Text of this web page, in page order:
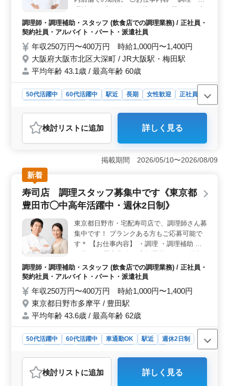
は広島市西区に位置しており、通勤が便利です。また、
正社員だけでなく、契約社員や派遣社員としても働ける
ため、自分のライフステージに合わせた柔軟な働き方が
選べます。
内清掃 ＊社会保険完備 ＊駅近 ＊交通費実費
支給 今まで培ってきた経験を、 海鮮丼など
ブランク有でも応募可。お問い合わせお待ち
しております！
調理師・調理補助・スタッフ (飲食店での調理業務) / 正社員・
契約社員・アルバイト・パート・派遣社員
年収250万円〜400万円 時給1,000円〜1,400円
大阪府大阪市北区大深町 / JR大阪駅・梅田駅
平均年齢 43.1歳 / 最高年齢 60歳
50代活躍中 60代活躍中 駅近 長期 女性歓迎
正社員
おすすめポイント
＜立地の便利さ＞ 大阪市北区のこの店舗が、JR大阪
駅・梅田駅から近く、通勤が非常に便利です。忙しい毎
日でも、ストレスフリーな通勤ができます。 ＜福利
厚生と安定性＞ 社会保険完備で、福利厚生面も充実し
ております。長期的なキャリア形成にも安心です。
＜幅広い雇用形態と働きやすさ＞ 正社員、契約社員、
アルバイト、パート、派遣社員と幅広い雇用形態を用意
が可能です。
検討リスト に追加 詳しく見る
掲載期間 2026/05/10〜2026/08/09
新着
寿司店 調理スタッフ募集中です《東京都
豊田市◯中高年活躍中・週休2日制》
東京都日野市・宅配寿司店で、調理師さん募
集中です！ ブランクある方もご応募可能で
す＊ 【お仕事内容】 ・調理 ・調理補助 ・
＊ ・週休2日シフト制 ・車通勤可能 ・駅チ
カ ・社会保険完備 ・交通費実費支給 ベテラ
せんか？ まずはお問い合わせください！
調理師・調理補助・スタッフ (飲食店での調理業務) / 正社員・
契約社員・アルバイト・パート・派遣社員
年収250万円〜400万円 時給1,000円〜1,400円
東京都日野市多摩平 / 豊田駅
平均年齢 43.6歳 / 最高年齢 62歳
50代活躍中 60代活躍中 車通勤OK 駅近
週休2日制
調理師・調理補助・スタッフ
おすすめポイント
検討リスト に追加 詳しく見る